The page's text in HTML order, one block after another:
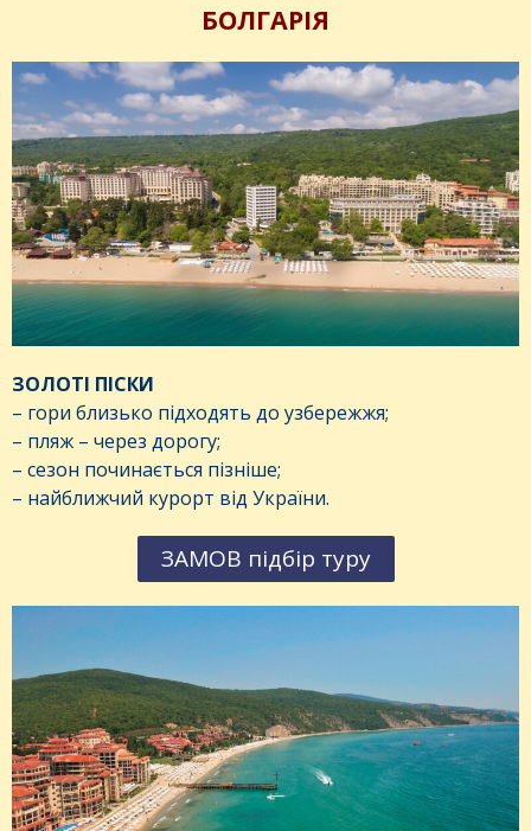
БОЛГАРІЯ
ЗОЛОТІ ПІСКИ
– гори близько підходять до узбережжя;
– пляж – через дорогу;
– сезон починається пізніше;
– найближчий курорт від України.
ЗАМОВ підбір туру